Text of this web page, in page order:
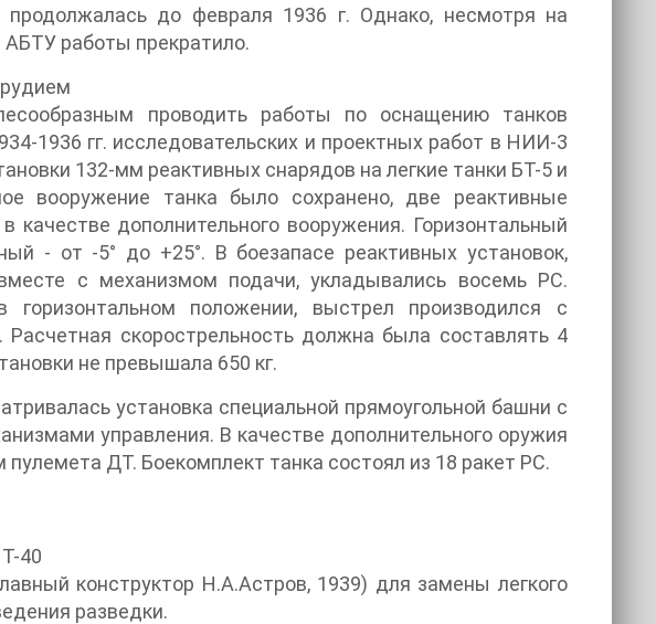
продолжалась до февраля 1936 г. Однако, несмотря на
работы прекратило.
проводить работы по оснащению танков
1936 гг. исследовательских и проектных работ в НИИ-3
132-мм реактивных снарядов на легкие танки БТ-5 и
вооружение танка было сохранено, две реактивные
дополнительного вооружения. Горизонтальный
- от -5° до +25°. В боезапасе реактивных установок,
с механизмом подачи, укладывались восемь PC.
горизонтальном положении, выстрел производился с
скорострельность должна была составлять 4
не превышала 650 кг.
установка специальной прямоугольной башни с
управления. В качестве дополнительного оружия
ДТ. Боекомплект танка состоял из 18 ракет PC.
40
конструктор Н.А.Астров, 1939) для замены легкого
разведки.